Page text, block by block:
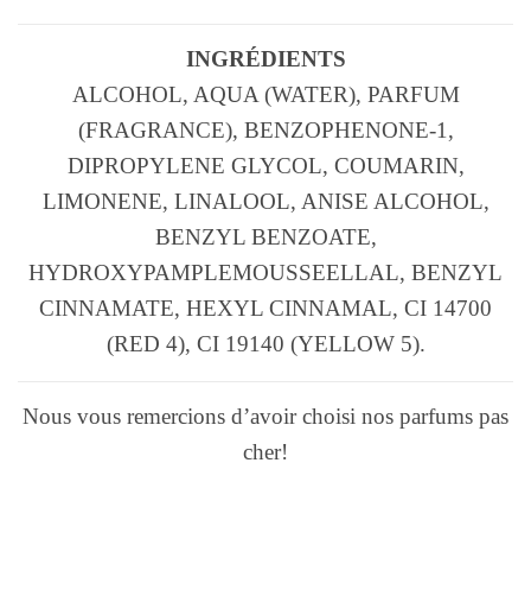
INGRÉDIENTS
ALCOHOL, AQUA (WATER), PARFUM
(FRAGRANCE), BENZOPHENONE-1,
DIPROPYLENE GLYCOL, COUMARIN,
LIMONENE, LINALOOL, ANISE ALCOHOL,
BENZYL BENZOATE,
HYDROXYPAMPLEMOUSSEELLAL, BENZYL
CINNAMATE, HEXYL CINNAMAL, CI 14700
(RED 4), CI 19140 (YELLOW 5).
Nous vous remercions d’avoir choisi nos parfums pas
cher!